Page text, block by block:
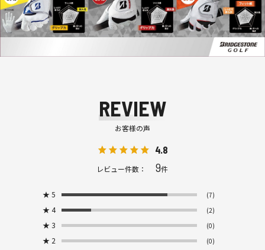
REVIEW
お客様の声
4.8
レビュー件数： 9件
★ 5 (7)
★ 4 (2)
★ 3 (0)
★ 2 (0)